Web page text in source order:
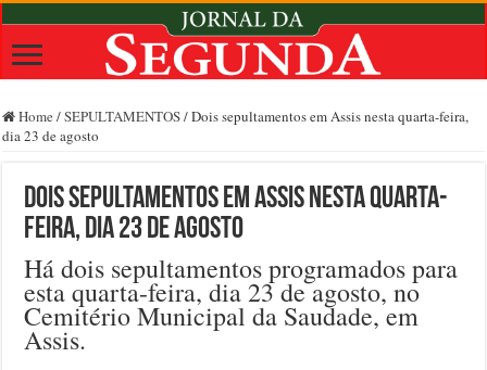
Home /SEPULTAMENTOS/Dois sepultamentos em Assis nesta quarta-feira,
dia 23 de agosto
Dois sepultamentos em Assis nesta quarta-
feira, dia 23 de agosto
Há dois sepultamentos programados para
esta quarta-feira, dia 23 de agosto, no
Cemitério Municipal da Saudade, em
Assis.